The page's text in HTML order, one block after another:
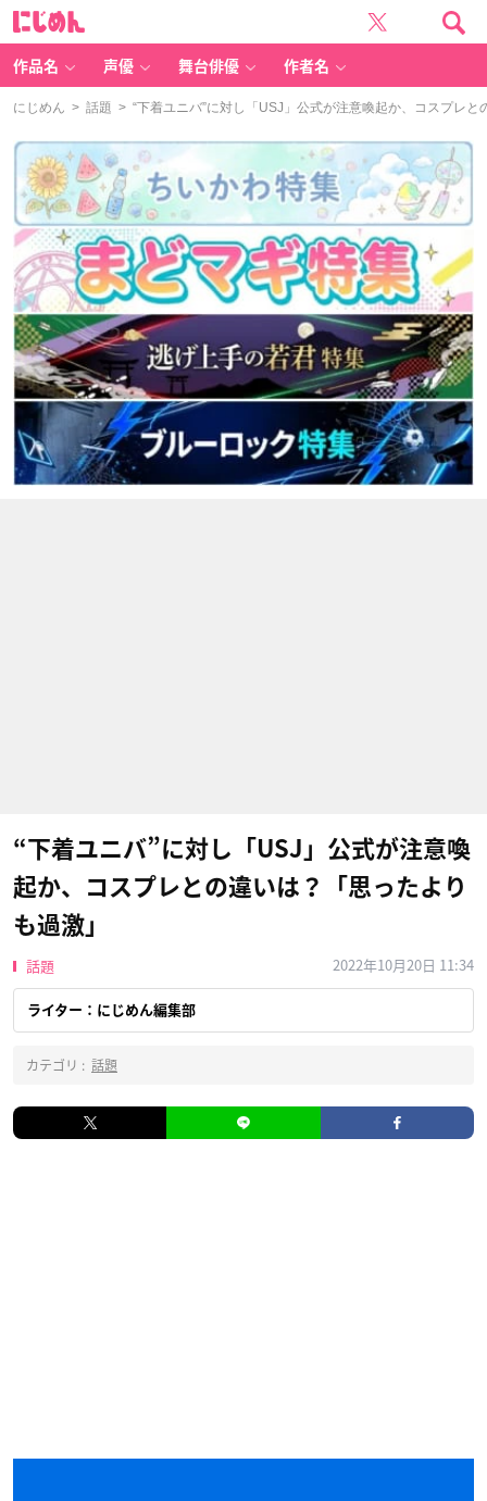
作品名 声優 舞台俳優 作者名
にじめん > 話題 > “下着ユニバ”に対し「USJ」公式が注意喚起か、コスプレ
“下着ユニバ”に対し「USJ」公式が注意喚
起か、コスプレとの違いは？「思ったより
も過激」
話題 2022年10月20日 11:34
ライター：にじめん編集部
カテゴリ : 話題